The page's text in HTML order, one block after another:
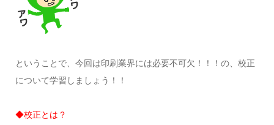
ということで、今回は印刷業界には必要不可欠！！！の、校正
について学習しましょう！！
◆校正とは？